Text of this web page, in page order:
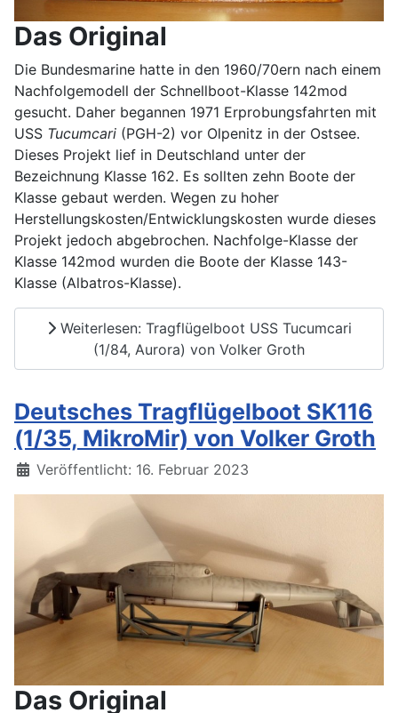
Das Original
Die Bundesmarine hatte in den 1960/70ern nach einem
Nachfolgemodell der Schnellboot-Klasse 142mod
gesucht. Daher begannen 1971 Erprobungsfahrten mit
USS Tucumcari (PGH-2) vor Olpenitz in der Ostsee.
Dieses Projekt lief in Deutschland unter der
Bezeichnung Klasse 162. Es sollten zehn Boote der
Klasse gebaut werden. Wegen zu hoher
Herstellungskosten/Entwicklungskosten wurde dieses
Projekt jedoch abgebrochen. Nachfolge-Klasse der
Klasse 142mod wurden die Boote der Klasse 143-
Klasse (Albatros-Klasse).
Weiterlesen: Tragflügelboot USS Tucumcari
(1/84, Aurora) von Volker Groth
Deutsches Tragflügelboot SK116
(1/35, MikroMir) von Volker Groth
Details
Veröffentlicht: 16. Februar 2023
Das Original